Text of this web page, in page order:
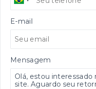
E-mail
Mensagem